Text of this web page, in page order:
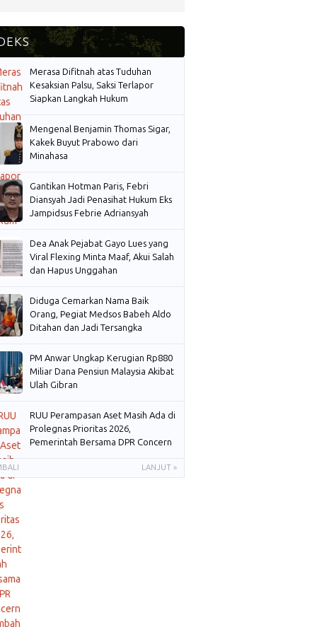
Merasa Difitnah atas Tuduhan
Kesaksian Palsu, Saksi Terlapor
Siapkan Langkah Hukum
Mengenal Benjamin Thomas Sigar,
Kakek Buyut Prabowo dari
Minahasa
Gantikan Hotman Paris, Febri
Diansyah Jadi Penasihat Hukum Eks
Jampidsus Febrie Adriansyah
Dea Anak Pejabat Gayo Lues yang
Viral Flexing Minta Maaf, Akui Salah
dan Hapus Unggahan
Diduga Cemarkan Nama Baik
Orang, Pegiat Medsos Babeh Aldo
Ditahan dan Jadi Tersangka
PM Anwar Ungkap Kerugian Rp880
Miliar Dana Pensiun Malaysia Akibat
Ulah Gibran
RUU Perampasan Aset Masih Ada di
Prolegnas Prioritas 2026,
Pemerintah Bersama DPR Concern
LANJUT »